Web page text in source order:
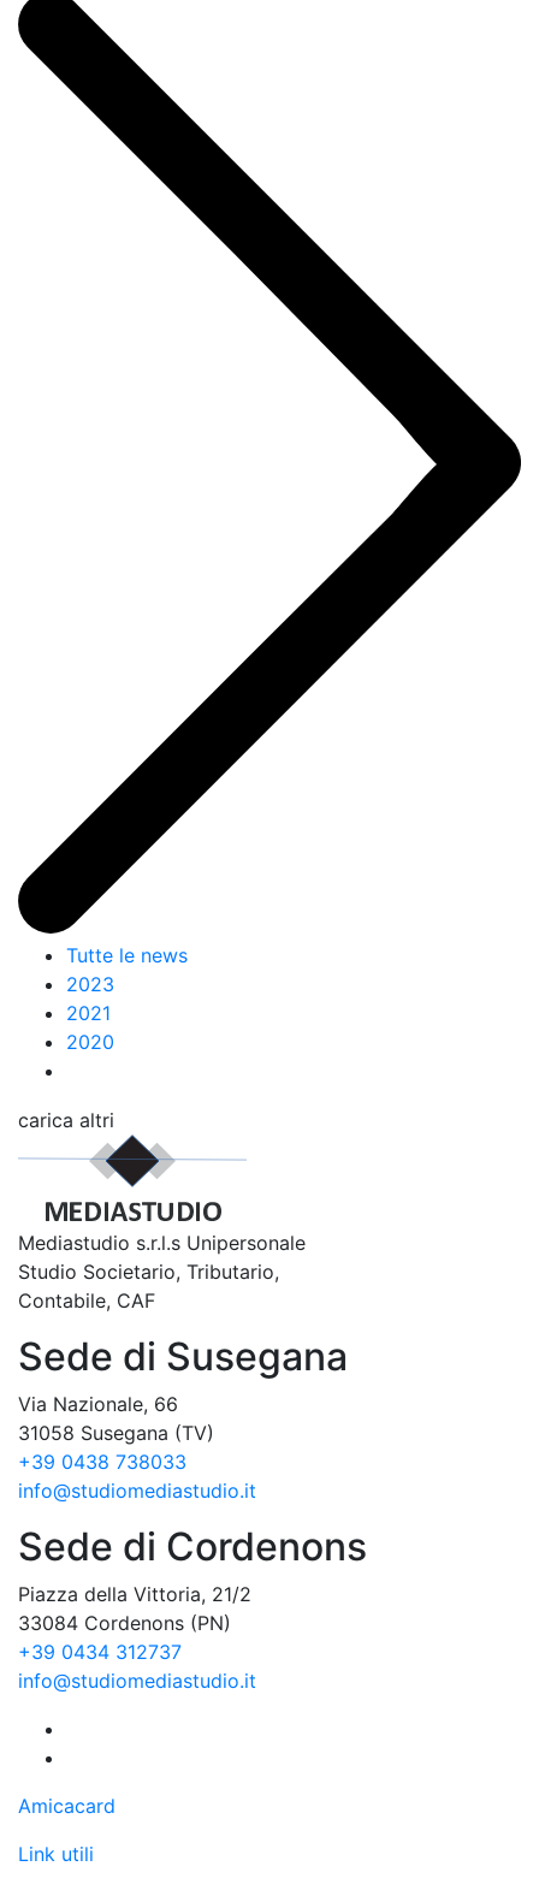
Tutte le news
2023
2021
2020
carica altri
Mediastudio s.r.l.s Unipersonale
Studio Societario, Tributario,
Contabile, CAF
Sede di Susegana
Via Nazionale, 66
31058 Susegana (TV)
+39 0438 738033
info@studiomediastudio.it
Sede di Cordenons
Piazza della Vittoria, 21/2
33084 Cordenons (PN)
+39 0434 312737
info@studiomediastudio.it
Amicacard
Link utili